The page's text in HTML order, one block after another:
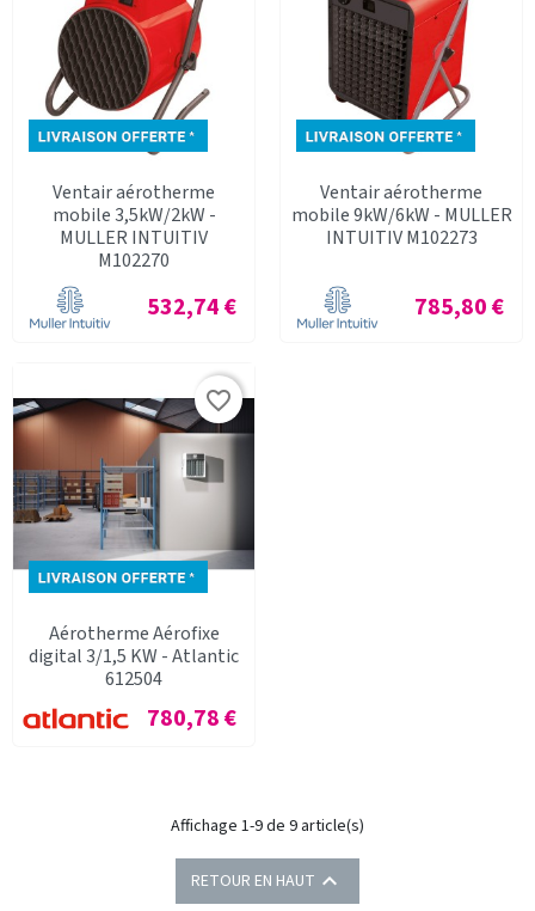
Ventair aérotherme
mobile 3,5kW/2kW -
MULLER INTUITIV
M102270
Prix
532,74 €
Ventair aérotherme
mobile 9kW/6kW - MULLER
INTUITIV M102273
Prix
785,80 €
Aérotherme Aérofixe
digital 3/1,5 KW - Atlantic
612504
Prix
780,78 €
favorite_border
Affichage 1-9 de 9 article(s)
RETOUR EN HAUT 